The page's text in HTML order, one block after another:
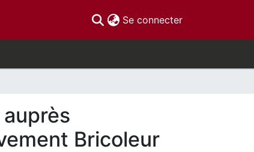
Se connecter(current)
Bricoleur